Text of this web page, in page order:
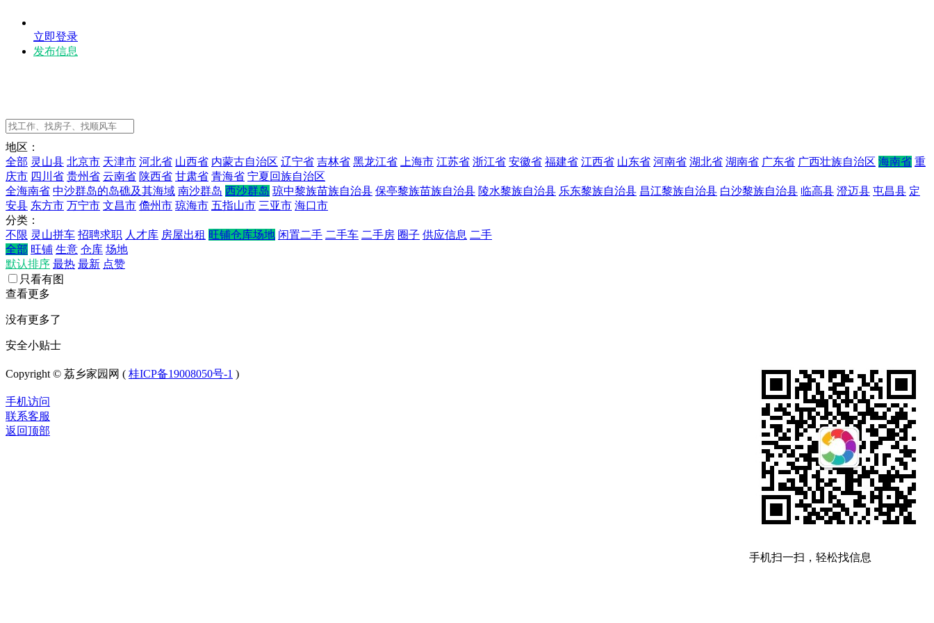
立即登录
发布信息
地区：
全部 灵山县 北京市 天津市 河北省 山西省 内蒙古自治区 辽宁省 吉林省 黑龙江省 上海市 江苏省 浙江省 安徽省 福建省 江西省 山东省 河南省 湖北省 湖南省 广东省 广西壮族自治区 海南省 重
庆市 四川省 贵州省 云南省 陕西省 甘肃省 青海省 宁夏回族自治区
全海南省 中沙群岛的岛礁及其海域 南沙群岛 西沙群岛 琼中黎族苗族自治县 保亭黎族苗族自治县 陵水黎族自治县 乐东黎族自治县 昌江黎族自治县 白沙黎族自治县 临高县 澄迈县 屯昌县 定
安县 东方市 万宁市 文昌市 儋州市 琼海市 五指山市 三亚市 海口市
分类：
不限 灵山拼车 招聘求职 人才库 房屋出租 旺铺仓库场地 闲置二手 二手车 二手房 圈子 供应信息 二手
全部 旺铺 生意 仓库 场地
默认排序 最热 最新 点赞
只看有图
查看更多
没有更多了
安全小贴士
手机扫一扫，轻松找信息
Copyright © 荔乡家园网 ( 桂ICP备19008050号-1 )
手机访问
联系客服
返回顶部